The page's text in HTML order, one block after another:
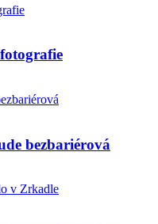
bezbariérová